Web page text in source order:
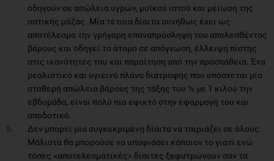
οδηγούν σε απώλεια υγρών, μυϊκού ιστού και μείωση της
οστικής μάζας. Μία τέτοια δίαιτα συνήθως έχει ως
αποτέλεσμα την γρήγορη επαναπρόσληψη του απολεσθέντος
βάρους και οδηγεί το άτομο σε απόγνωση, έλλειψη πίστης
στις ικανότητές του και παραίτηση από την προσπάθεια. Ένα
ρεαλιστικό και υγιεινό πλάνο διατροφής που υπόσχεται μία
σταθερή απώλεια βάρους της τάξης του ½ με 1 κιλού την
εβδομάδα, είναι πολύ πιο εφικτό στην εφαρμογή του και
αποδοτικό.
Δεν μπορεί μία συγκεκριμένη δίαιτα να ταιριάζει σε όλους.
Μάλιστα θα μπορούσε να υποψιάσει κάποιον το γιατί ενώ
τόσες «αποτελεσματικές» δίαιτες ξεφυτρώνουν σαν τα